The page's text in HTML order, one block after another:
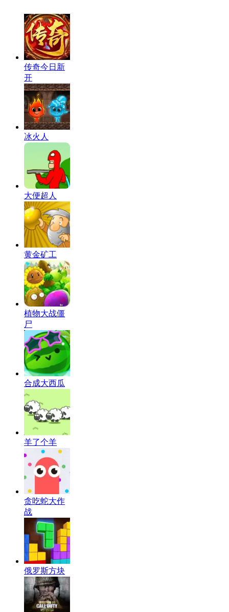
传奇今日新
开
冰火人
大便超人
黄金矿工
植物大战僵
尸
合成大西瓜
羊了个羊
贪吃蛇大作
战
俄罗斯方块